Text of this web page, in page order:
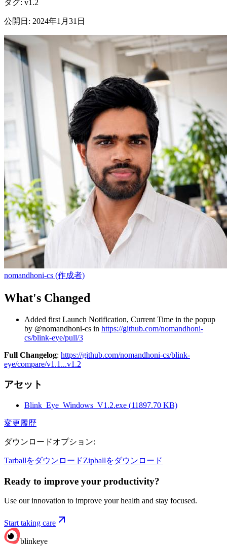
タグ: v1.2
公開日 : 2024年1月31日
nomandhoni-cs (作成者)
What's Changed
Added first Launch Notification, Current Time in the popup
by @nomandhoni-cs in https://github.com/nomandhoni-
cs/blink-eye/pull/3
Full Changelog: https://github.com/nomandhoni-cs/blink-
eye/compare/v1.1...v1.2
アセット
Blink_Eye_Windows_V1.2.exe (11897.70 KB)
変更履歴
ダウンロードオプション:
TarballをダウンロードZipballをダウンロード
Ready to improve your productivity?
Use our innovation to improve your health and stay focused.
Start taking care
blinkeye